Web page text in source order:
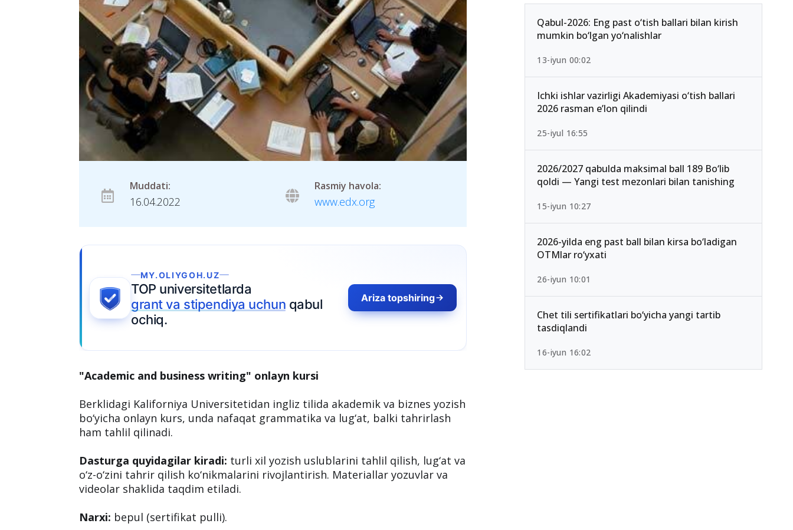
Muddati:
16.04.2022
Rasmiy havola:
www.edx.org
MY.OLIYGOH.UZ
TOP universitetlarda
grant va stipendiya uchun qabul
ochiq.
Ariza topshiring
"Academic and business writing" onlayn kursi
Berklidagi Kaliforniya Universitetidan ingliz tilida akademik va biznes yozish
ham tahlil qilinadi.
Qabul-2026: Eng past o‘tish ballari bilan kirish
mumkin bo‘lgan yo‘nalishlar
13-iyun 00:02
Ichki ishlar vazirligi Akademiyasi o‘tish ballari
2026 rasman e’lon qilindi
25-iyul 16:55
2026/2027 qabulda maksimal ball 189 Bo‘lib
qoldi — Yangi test mezonlari bilan tanishing
15-iyun 10:27
2026-yilda eng past ball bilan kirsa bo‘ladigan
OTMlar ro‘yxati
26-iyun 10:01
Chet tili sertifikatlari bo‘yicha yangi tartib
tasdiqlandi
16-iyun 16:02